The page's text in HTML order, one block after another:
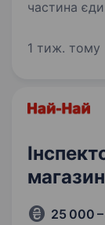
частина
надійну
1 тиж. тому
25 000